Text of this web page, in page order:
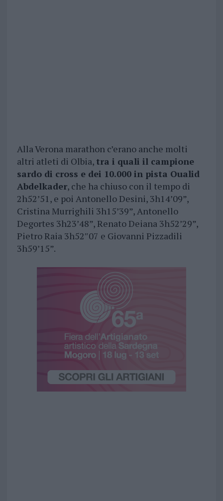
Alla Verona marathon c’erano anche molti
altri atleti di Olbia, tra i quali il campione
sardo di cross e dei 10.000 in pista Oualid
Abdelkader, che ha chiuso con il tempo di
2h52’51, e poi Antonello Desini, 3h14’09”,
Cristina Murrighili 3h15’39”, Antonello
Degortes 3h23’48”, Renato Deiana 3h52’29”,
Pietro Raia 3h52″07 e Giovanni Pizzadili
3h59’15”.